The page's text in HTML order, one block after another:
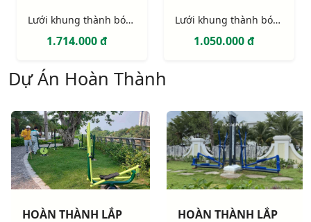
Lưới khung thành bóng đá 11 người (hình hộp)
1.714.000 đ
Lưới khung thành bóng đá 7 người
1.050.000 đ
Dự Án Hoàn Thành
HOÀN THÀNH LẮP
HOÀN THÀNH LẮP